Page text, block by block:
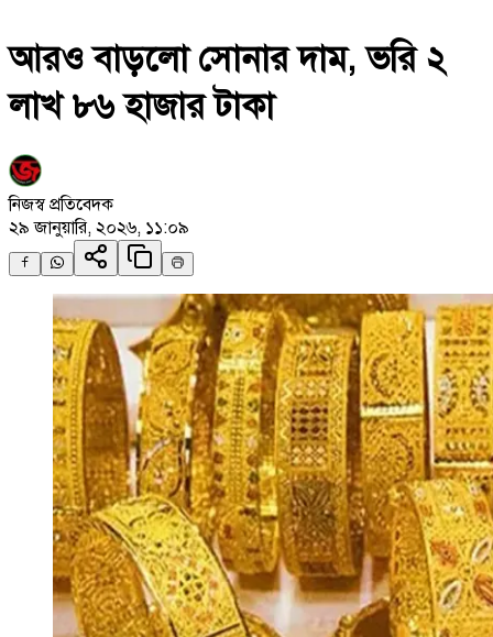
আরও বাড়লো সোনার দাম, ভরি ২
লাখ ৮৬ হাজার টাকা
নিজস্ব প্রতিবেদক
২৯ জানুয়ারি, ২০২৬, ১১:০৯